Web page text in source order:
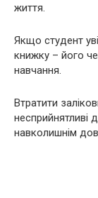
життя.
Якщо студент
книжку – його
навчання.
Втратити
несприйнятливі
навколишнім